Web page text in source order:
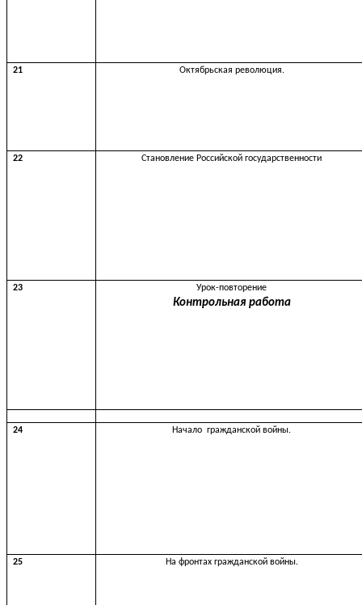
21 Октябрьская революция.
22 Становление Российской государственности
23 Урок-повторение
Контрольная работа
24 Начало гражданской войны.
25 На фронтах гражданской войны.